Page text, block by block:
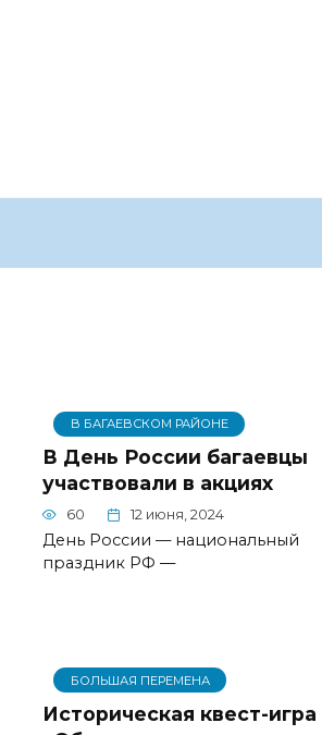
В БАГАЕВСКОМ РАЙОНЕ
В День России багаевцы
участвовали в акциях
60 12 июня, 2024
День России — национальный
праздник РФ —
БОЛЬШАЯ ПЕРЕМЕНА
Историческая квест-игра